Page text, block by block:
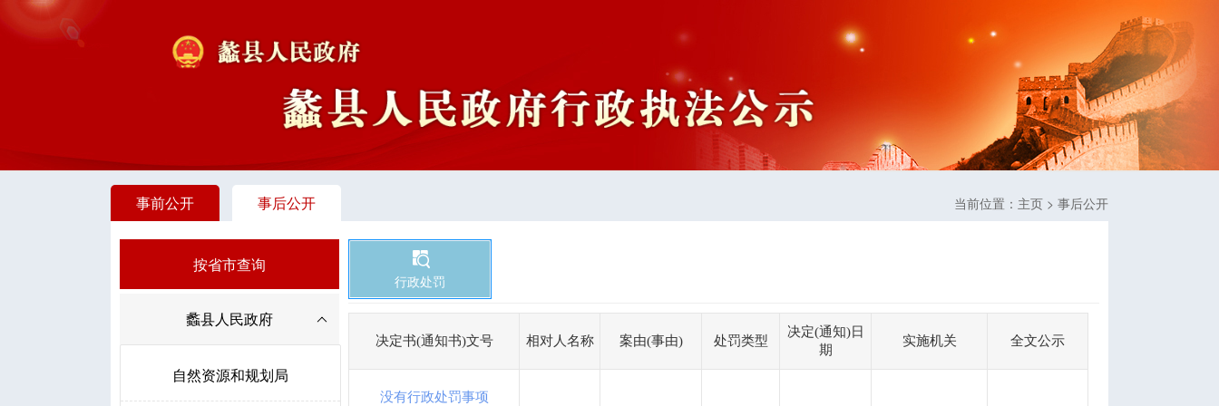
事前公开 事后公开 当前位置： 主页 > 事后公开
按省市查询
蠡县人民政府
自然资源和规划局
行政处罚
决定书(通知书)文号 相对人名称 案由(事由) 处罚类型
决定(通知)日
期
实施机关 全文公示
没有行政处罚事项